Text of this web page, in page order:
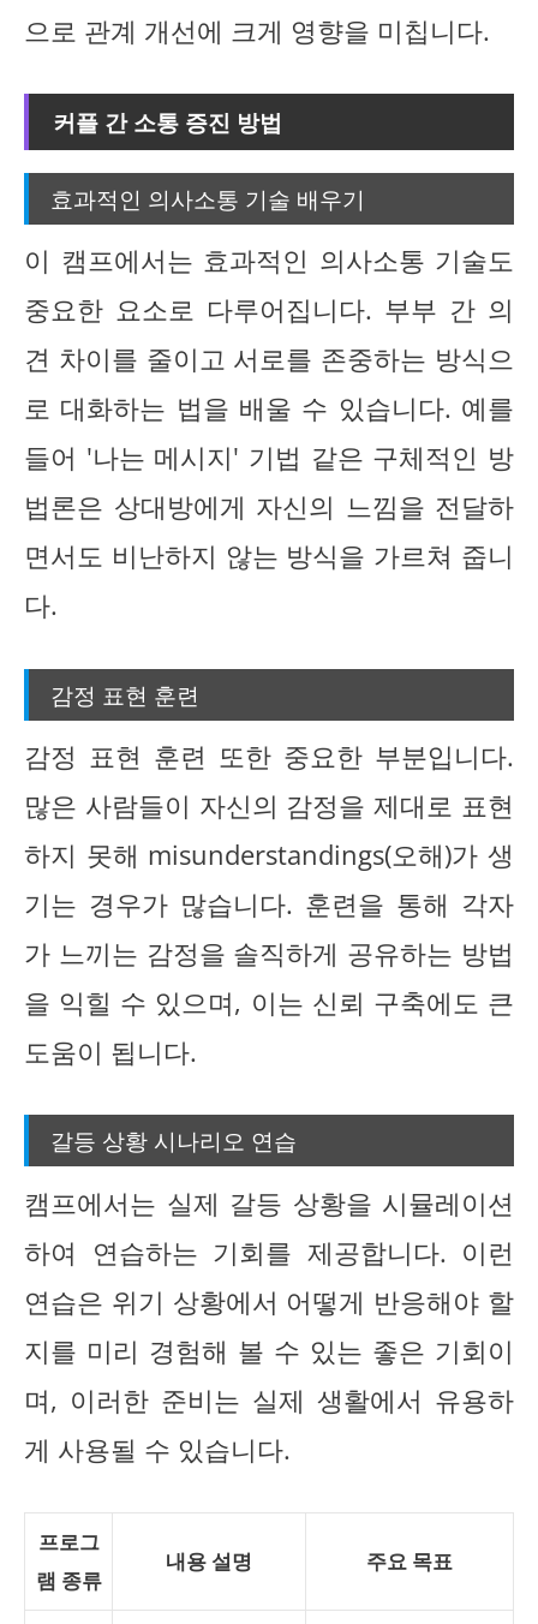
으로 관계 개선에 크게 영향을 미칩니다.
커플 간 소통 증진 방법
효과적인 의사소통 기술 배우기
이 캠프에서는 효과적인 의사소통 기술도
중요한 요소로 다루어집니다. 부부 간 의
견 차이를 줄이고 서로를 존중하는 방식으
로 대화하는 법을 배울 수 있습니다. 예를
들어 '나는 메시지' 기법 같은 구체적인 방
법론은 상대방에게 자신의 느낌을 전달하
면서도 비난하지 않는 방식을 가르쳐 줍니
다.
감정 표현 훈련
감정 표현 훈련 또한 중요한 부분입니다.
많은 사람들이 자신의 감정을 제대로 표현
하지 못해 misunderstandings(오해)가 생
기는 경우가 많습니다. 훈련을 통해 각자
가 느끼는 감정을 솔직하게 공유하는 방법
을 익힐 수 있으며, 이는 신뢰 구축에도 큰
도움이 됩니다.
갈등 상황 시나리오 연습
캠프에서는 실제 갈등 상황을 시뮬레이션
하여 연습하는 기회를 제공합니다. 이런
연습은 위기 상황에서 어떻게 반응해야 할
지를 미리 경험해 볼 수 있는 좋은 기회이
며, 이러한 준비는 실제 생활에서 유용하
게 사용될 수 있습니다.
프로그
램 종류
내용 설명 주요 목표